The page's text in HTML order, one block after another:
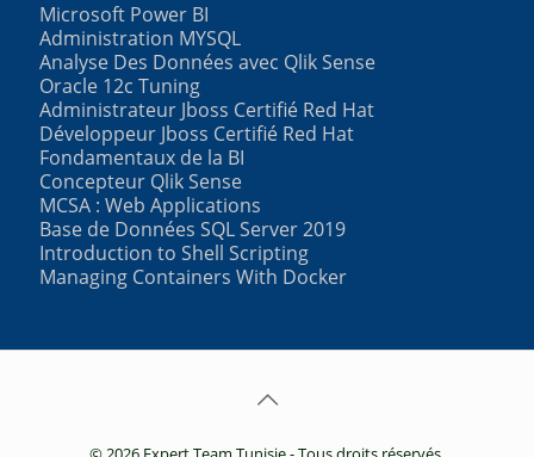
Microsoft Power BI
Administration MYSQL
Analyse Des Données avec Qlik Sense
Oracle 12c Tuning
Administrateur Jboss Certifié Red Hat
Développeur Jboss Certifié Red Hat
Fondamentaux de la BI
Concepteur Qlik Sense
MCSA : Web Applications
Base de Données SQL Server 2019
Introduction to Shell Scripting
Managing Containers With Docker